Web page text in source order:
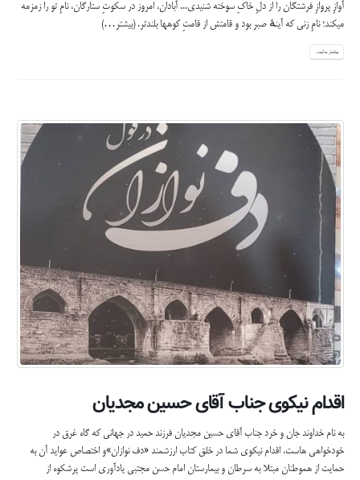
آوازِ پروازِ فرشتگان را از دلِ خاکِ سوخته شنیدی... آبادان، امروز در سکوتِ ستارگان، نامِ تو را زمزمه
میکند؛ نامِ زنی که آینهٔ صبر بود و قامتش از قامتِ کوهها بلندتر.(بیشتر…)
بیشتر بدانید...
اقدام نیکوی جناب آقای حسین مجدیان
به نام خداوند جان و خرد جناب آقای حسین مجدیان فرزند حمید در جهانی که گاه غرق در
خودخواهی هاست، اقدام نیکوی شما در خلق کتاب ارزشمند «دف نوازان»و اختصاص عواید آن به
حمایت از هموطنان مبتلا به سرطان و بیمارستان امام حسن مجتبی یادآوری است پرشکوه از